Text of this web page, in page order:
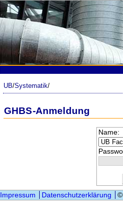
UB/Systematik/
GHBS-Anmeldung
Name:
Impressum Datenschutzerklärung ©